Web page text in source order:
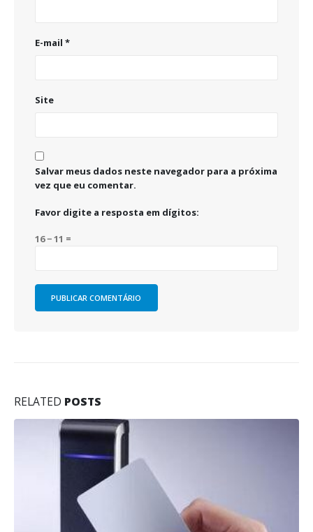
E-mail *
Site
Salvar meus dados neste navegador para a próxima
vez que eu comentar.
Favor digite a resposta em dígitos:
16 − 11 =
RELATED POSTS